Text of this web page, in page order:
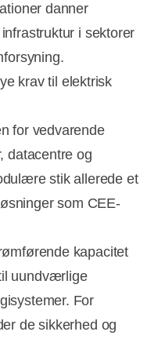
danner
i sektorer
krav til elektrisk
for vedvarende
datacentre og
stik allerede et
som CEE-
kapacitet
uundværlige
For
de sikkerhed og